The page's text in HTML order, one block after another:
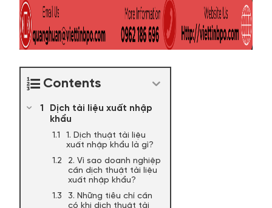
Contents
Dịch tài liệu xuất nhập
khẩu
1. Dịch thuật tài liệu
xuất nhập khẩu là gì?
2. Vì sao doanh nghiệp
cần dịch thuật tài liệu
xuất nhập khẩu?
3. Những tiêu chí cần
có khi dịch thuật tài